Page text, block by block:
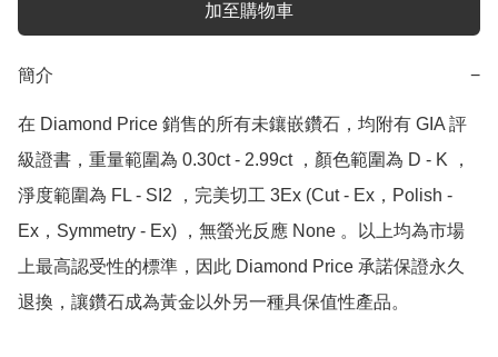
加至購物車
簡介 −
在 Diamond Price 銷售的所有未鑲嵌鑽石，均附有 GIA 評
級證書，重量範圍為 0.30ct - 2.99ct ，顏色範圍為 D - K ，
淨度範圍為 FL - SI2 ，完美切工 3Ex (Cut - Ex，Polish -
Ex，Symmetry - Ex) ，無螢光反應 None 。以上均為市場
上最高認受性的標準，因此 Diamond Price 承諾保證永久
退換，讓鑽石成為黃金以外另一種具保值性產品。